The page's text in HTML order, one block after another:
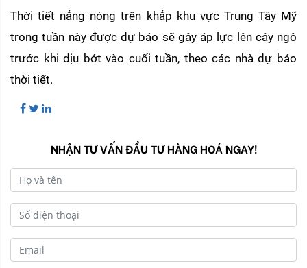
Thời tiết nắng nóng trên khắp khu vực Trung Tây Mỹ
trong tuần này được dự báo sẽ gây áp lực lên cây ngô
trước khi dịu bớt vào cuối tuần, theo các nhà dự báo
thời tiết.
NHẬN TƯ VẤN ĐẦU TƯ HÀNG HOÁ NGAY!